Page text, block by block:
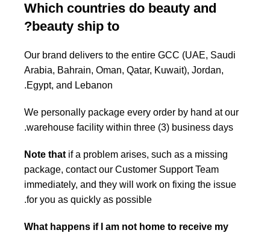
Which countries do beauty and
beauty ship to?
Our brand delivers to the entire GCC (UAE, Saudi
Arabia, Bahrain, Oman, Qatar, Kuwait), Jordan,
Egypt, and Lebanon.
We personally package every order by hand at our
warehouse facility within three (3) business days.
Note that if a problem arises, such as a missing
package, contact our Customer Support Team
immediately, and they will work on fixing the issue
for you as quickly as possible.
What happens if I am not home to receive my